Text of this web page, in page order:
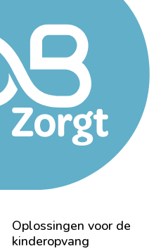
Oplossingen voor de
kinderopvang